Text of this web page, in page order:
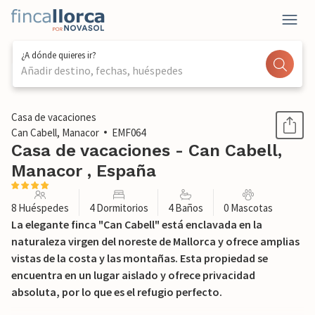
¿A dónde quieres ir?
Añadir destino, fechas, huéspedes
1 / 45
Casa de vacaciones
Can Cabell, Manacor
EMF064
Casa de vacaciones - Can Cabell,
Manacor , España
8 Huéspedes 4 Dormitorios 4 Baños 0 Mascotas
La elegante finca "Can Cabell" está enclavada en la
naturaleza virgen del noreste de Mallorca y ofrece amplias
vistas de la costa y las montañas. Esta propiedad se
encuentra en un lugar aislado y ofrece privacidad
absoluta, por lo que es el refugio perfecto.